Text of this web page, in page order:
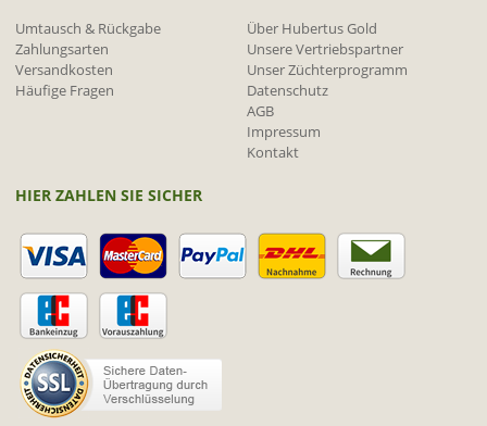
Umtausch & Rückgabe
Zahlungsarten
Versandkosten
Häufige Fragen
Über Hubertus Gold
Unsere Vertriebspartner
Unser Züchterprogramm
Datenschutz
AGB
Impressum
Kontakt
HIER ZAHLEN SIE SICHER